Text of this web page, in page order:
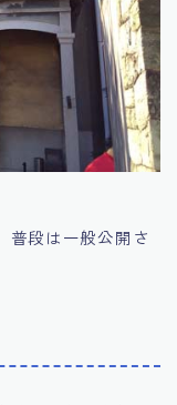
普段は一般公開さ